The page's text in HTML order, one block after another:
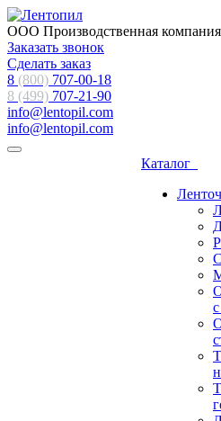
ООО Производственная
Заказать звонок
Сделать заказ
8 (800) 707-00-18
8 (499) 707-21-90
info@lentopil.com
info@lentopil.com
Каталог